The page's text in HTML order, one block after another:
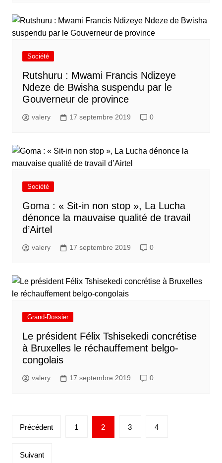
Société
Rutshuru : Mwami Francis Ndizeye
Ndeze de Bwisha suspendu par le
Gouverneur de province
valery 17 septembre 2019 0
Société
Goma : « Sit-in non stop », La Lucha
dénonce la mauvaise qualité de travail
d’Airtel
valery 17 septembre 2019 0
Grand-Dossier
Le président Félix Tshisekedi concrétise
à Bruxelles le réchauffement belgo-
congolais
valery 17 septembre 2019 0
Précédent 1 2 3 4
Suivant